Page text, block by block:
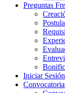
Preguntas
Iniciar Sesión